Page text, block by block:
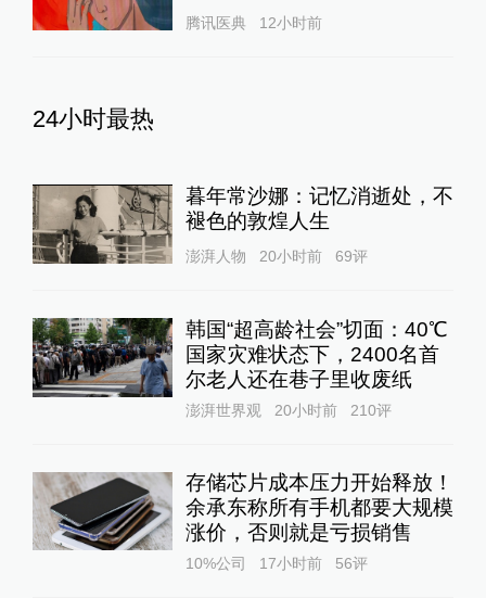
腾讯医典 12小时前
24小时最热
暮年常沙娜：记忆消逝处，不
褪色的敦煌人生
澎湃人物 20小时前 69评
韩国“超高龄社会”切面：40℃
国家灾难状态下，2400名首
尔老人还在巷子里收废纸
澎湃世界观 20小时前 210评
存储芯片成本压力开始释放！
余承东称所有手机都要大规模
涨价，否则就是亏损销售
10%公司 17小时前 56评